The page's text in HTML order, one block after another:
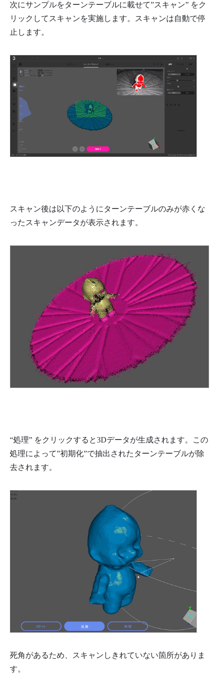
次にサンプルをターンテーブルに載せて”スキャン” をク
リックしてスキャンを実施します。スキャンは自動で停
止します。
スキャン後は以下のようにターンテーブルのみが赤くな
ったスキャンデータが表示されます。
“処理” をクリックすると3Dデータが生成されます。この
処理によって”初期化”で抽出されたターンテーブルが除
去されます。
死角があるため、スキャンしきれていない箇所がありま
す。